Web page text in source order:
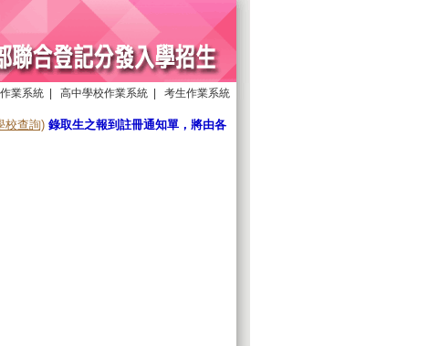
業系統 高中學校作業系統 考生作業系統
校查詢) 錄取生之報到註冊通知單，將由各